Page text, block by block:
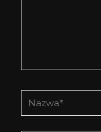
Nazwa*